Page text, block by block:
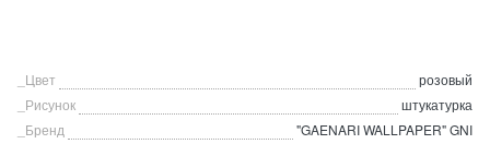
_Цвет
розовый
_Рисунок
штукатурка
_Бренд
"GAENARI WALLPAPER" GNI